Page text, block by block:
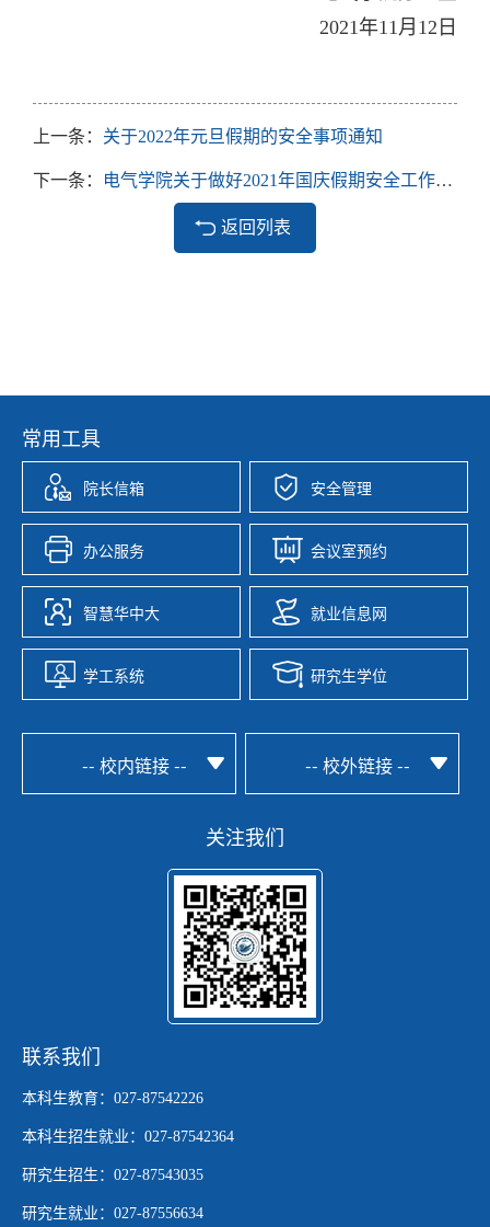
2021年11月12日
上一条： 关于2022年元旦假期的安全事项通知
下一条： 电气学院关于做好2021年国庆假期安全工作的通知
返回列表
常用工具
院长信箱 安全管理
办公服务 会议室预约
智慧华中大 就业信息网
学工系统 研究生学位
-- 校内链接 -- -- 校外链接 --
关注我们
联系我们
本科生教育：027-87542226
本科生招生就业：027-87542364
研究生招生：027-87543035
研究生就业：027-87556634